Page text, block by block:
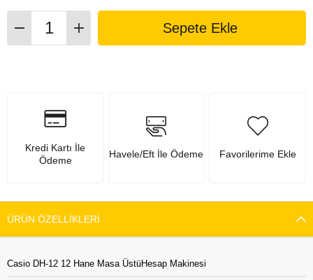
Kredi Kartı İle
Ödeme
Havele/Eft İle Ödeme Favorilerime Ekle
ÜRÜN ÖZELLIKLERI
Casio DH-12 12 Hane Masa ÜstüHesap Makinesi